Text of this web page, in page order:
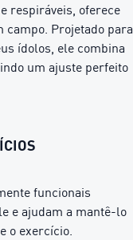
respiráveis, oferece
campo. Projetado para
ídolos, ele combina
um ajuste perfeito
funcionais
e ajudam a mantê-lo
o exercício.